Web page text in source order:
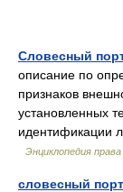
Словесный
описание по
признаков
установленных
идентификации
Энциклопедия права
словесный